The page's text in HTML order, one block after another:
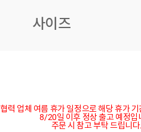
사이즈
협력 업체 여름 휴가 일정으로 해당 휴가
8/20일 이후 정상 출고 예정입
주문 시 참고 부탁 드립니